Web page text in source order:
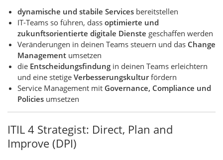
dynamische und stabile Services bereitstellen
IT-Teams so führen, dass optimierte und
zukunftsorientierte digitale Dienste geschaffen werden
Veränderungen in deinen Teams steuern und das Change
Management umsetzen
die Entscheidungsfindung in deinen Teams erleichtern
und eine stetige Verbesserungskulturfördern
Service Management mit Governance, Compliance und
Policies umsetzen
ITIL 4 Strategist: Direct, Plan and
Improve (DPI)